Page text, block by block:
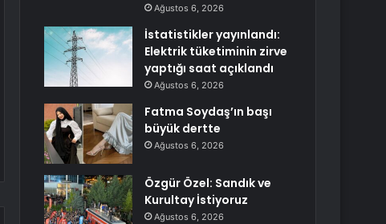
Ağustos 6, 2026
İstatistikler yayınlandı:
Elektrik tüketiminin zirve
yaptığı saat açıklandı
Ağustos 6, 2026
Fatma Soydaş’ın başı
büyük dertte
Ağustos 6, 2026
Özgür Özel: Sandık ve
Kurultay İstiyoruz
Ağustos 6, 2026